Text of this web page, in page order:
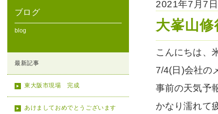
ブログ
blog
最新記事
東大阪市現場 完成
あけましておめでとうございます
2021年7月7
大峯山修
こんにちは、
7/4(日)会社の
事前の天気予
かなり濡れて